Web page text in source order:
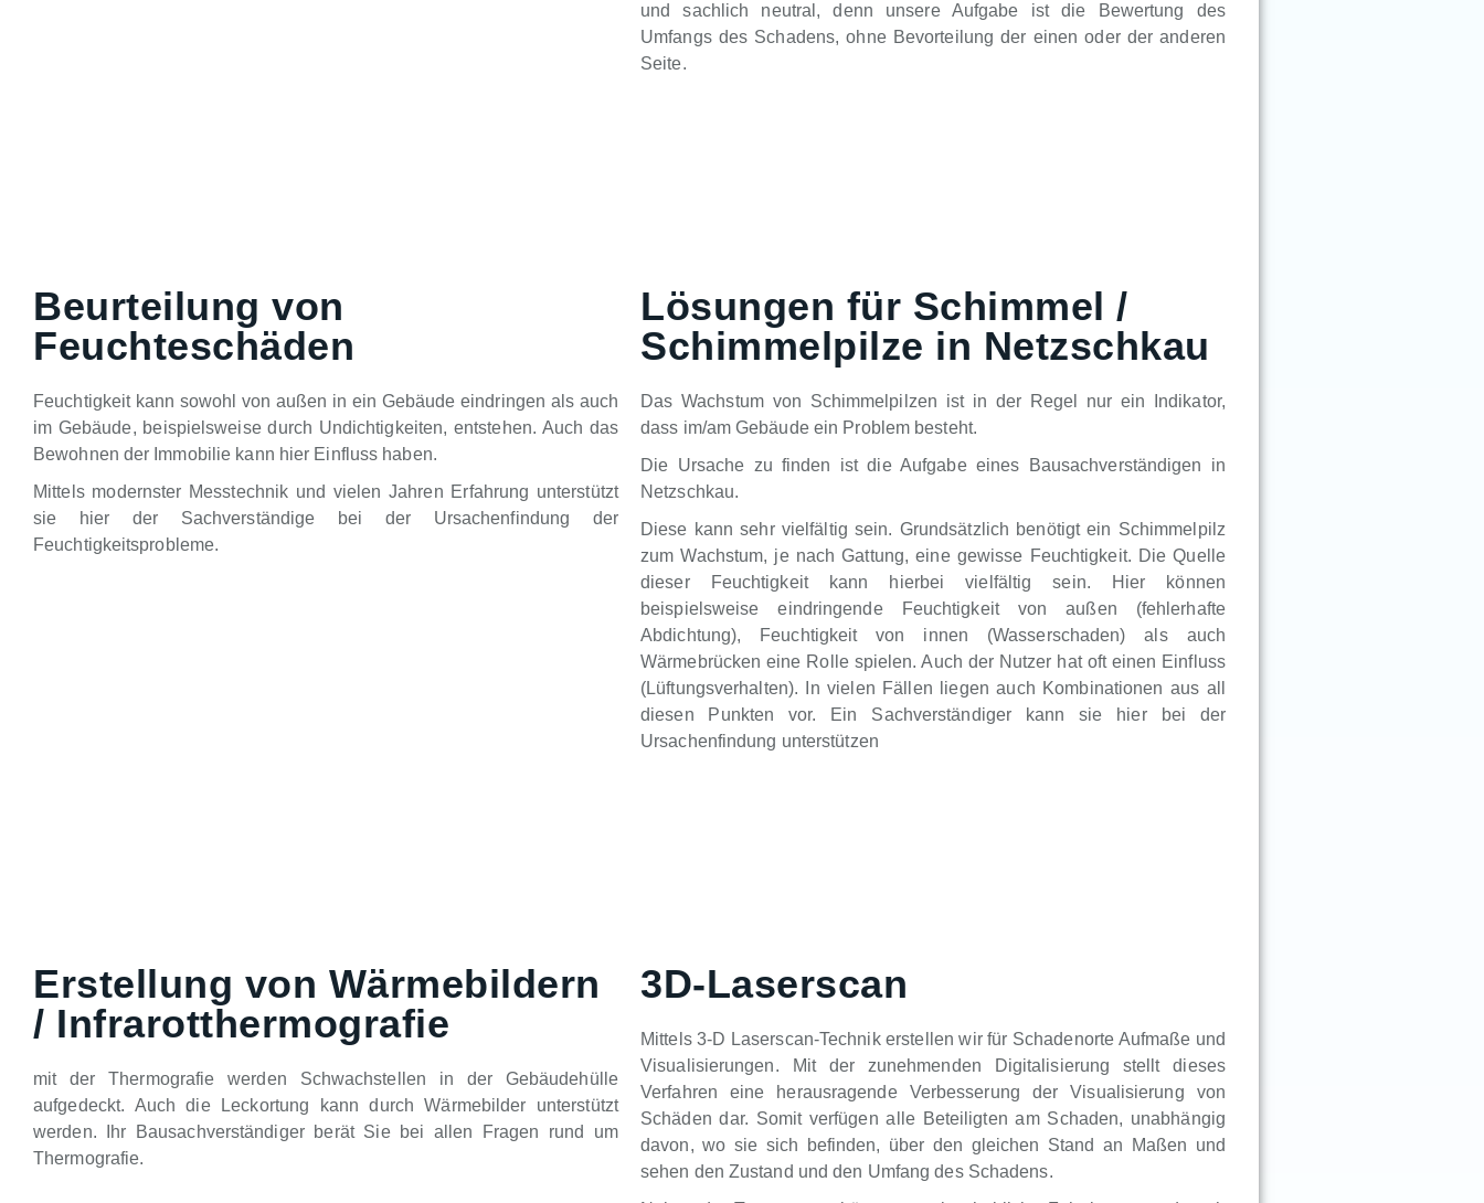
und sachlich neutral, denn unsere Aufgabe ist die Bewertung des
Umfangs des Schadens, ohne Bevorteilung der einen oder der anderen
Seite.
Beurteilung von
Feuchteschäden
Feuchtigkeit kann sowohl von außen in ein Gebäude eindringen als auch
im Gebäude, beispielsweise durch Undichtigkeiten, entstehen. Auch das
Bewohnen der Immobilie kann hier Einfluss haben.
Mittels modernster Messtechnik und vielen Jahren Erfahrung unterstützt
sie hier der Sachverständige bei der Ursachenfindung der
Feuchtigkeitsprobleme.
Lösungen für Schimmel /
Schimmelpilze in Netzschkau
Das Wachstum von Schimmelpilzen ist in der Regel nur ein Indikator,
dass im/am Gebäude ein Problem besteht.
Die Ursache zu finden ist die Aufgabe eines Bausachverständigen in
Netzschkau.
Diese kann sehr vielfältig sein. Grundsätzlich benötigt ein Schimmelpilz
zum Wachstum, je nach Gattung, eine gewisse Feuchtigkeit. Die Quelle
dieser Feuchtigkeit kann hierbei vielfältig sein. Hier können
beispielsweise eindringende Feuchtigkeit von außen (fehlerhafte
Abdichtung), Feuchtigkeit von innen (Wasserschaden) als auch
Wärmebrücken eine Rolle spielen. Auch der Nutzer hat oft einen Einfluss
(Lüftungsverhalten). In vielen Fällen liegen auch Kombinationen aus all
diesen Punkten vor. Ein Sachverständiger kann sie hier bei der
Ursachenfindung unterstützen
Erstellung von Wärmebildern
/ Infrarotthermografie
mit der Thermografie werden Schwachstellen in der Gebäudehülle
aufgedeckt. Auch die Leckortung kann durch Wärmebilder unterstützt
werden. Ihr Bausachverständiger berät Sie bei allen Fragen rund um
Thermografie.
3D-Laserscan
Mittels 3-D Laserscan-Technik erstellen wir für Schadenorte Aufmaße und
Visualisierungen. Mit der zunehmenden Digitalisierung stellt dieses
Verfahren eine herausragende Verbesserung der Visualisierung von
Schäden dar. Somit verfügen alle Beteiligten am Schaden, unabhängig
davon, wo sie sich befinden, über den gleichen Stand an Maßen und
sehen den Zustand und den Umfang des Schadens.